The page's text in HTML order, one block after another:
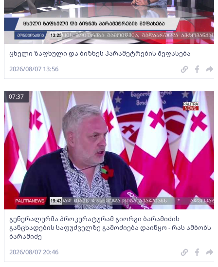
ცხელი ზაფხული და ბიზნეს პარამეტრების შეფასება
2026/08/07 13:56
გენერალურმა პროკურატურამ გიორგი ბარამიძის
განცხადების საფუძველზე გამოძიება დაიწყო - რას ამბობს
ბარამიძე
07:37
2026/08/07 20:46